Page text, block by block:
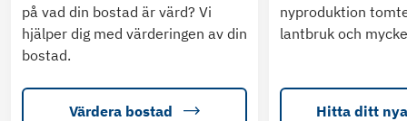
på vad din bostad är värd? Vi
hjälper dig med värderingen av din
bostad.
Värdera bostad
nyproduktion
lantbruk och
Hitta ditt